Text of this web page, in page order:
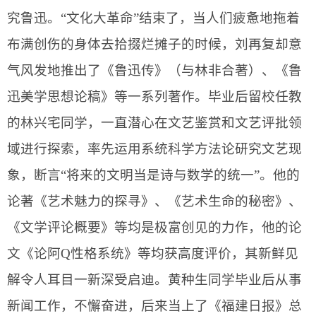
究鲁迅。“文化大革命”结束了，当人们疲惫地拖着
布满创伤的身体去拾掇烂摊子的时候，刘再复却意
气风发地推出了《鲁迅传》（与林非合著）、《鲁
迅美学思想论稿》等一系列著作。毕业后留校任教
的林兴宅同学，一直潜心在文艺鉴赏和文艺评批领
域进行探索，率先运用系统科学方法论研究文艺现
象，断言“将来的文明当是诗与数学的统一”。他的
论著《艺术魅力的探寻》、《艺术生命的秘密》、
《文学评论概要》等均是极富创见的力作，他的论
文《论阿Q性格系统》等均获高度评价，其新鲜见
解令人耳目一新深受启迪。黄种生同学毕业后从事
新闻工作，不懈奋进，后来当上了《福建日报》总